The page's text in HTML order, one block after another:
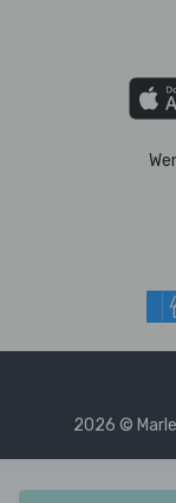
2026 ©